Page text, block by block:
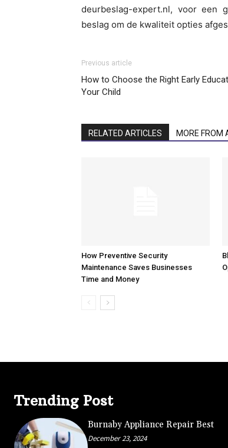
deurbeslag-expert.nl, voor een
beslag om de kwaliteit opties
Previous article
How to Choose the Right Early
Your Child
RELATED ARTICLES MORE FROM
How Preventive Security
Maintenance Saves Businesses
Time and Money
Trending Post
Burnaby Appliance Repair Best
December 23, 2024